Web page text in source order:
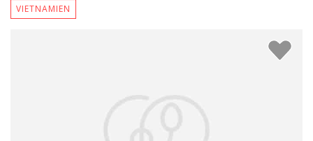
VIETNAMIEN